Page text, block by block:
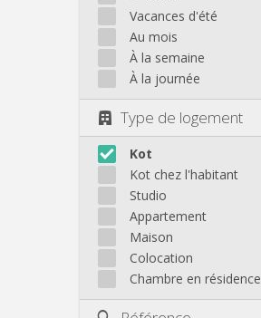
Vacances d'été
Au mois
À la semaine
À la journée
Type de logement
Kot
Kot chez l'habitant
Studio
Appartement
Maison
Colocation
Chambre en résidence